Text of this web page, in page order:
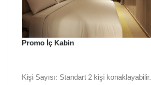
Promo İç Kabin
Kişi Sayısı: Standart 2 kişi konaklayabilir.